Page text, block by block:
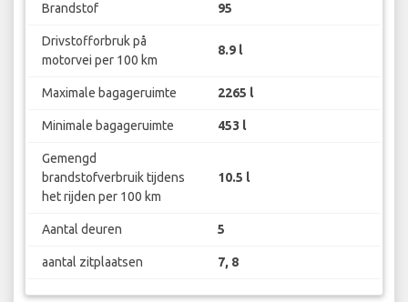
Brandstof 95
Drivstofforbruk på
motorvei per 100 km
8.9 l
Maximale bagageruimte 2265 l
Minimale bagageruimte 453 l
Gemengd
brandstofverbruik tijdens
het rijden per 100 km
10.5 l
Aantal deuren 5
aantal zitplaatsen 7, 8